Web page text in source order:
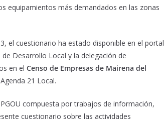
equipamientos más demandados en las zonas
el cuestionario ha estado disponible en el portal
Desarrollo Local y la delegación de
en el Censo de Empresas de Mairena del
21 Local.
compuesta por trabajos de información,
cuestionario sobre las actividades